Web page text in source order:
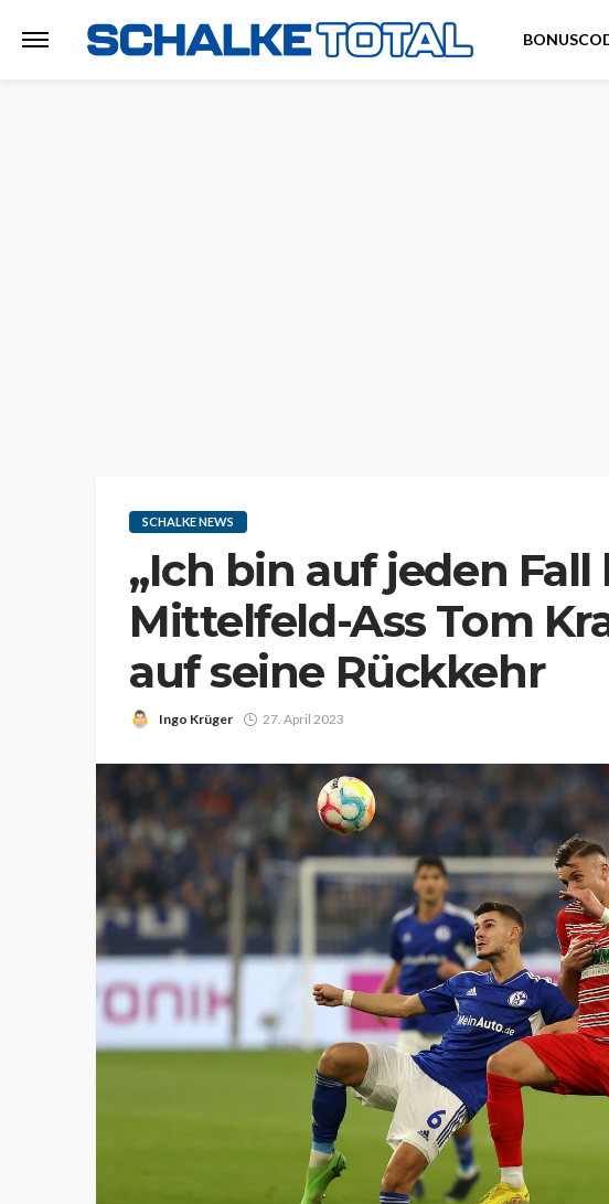
SCHALKE NEWS
„Ich bin auf jeden Fall
Mittelfeld-Ass Tom
auf seine Rückkehr
Ingo Krüger 27. April 2023